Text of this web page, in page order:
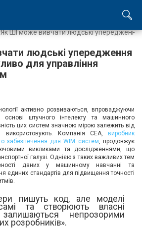
Як ШІ може вивчати людські
людські упередження
для управління
активно розвиваються, впроваджуючи
основі штучного інтелекту та машинного
цих систем значною мірою залежить від
використовують. Компанія СЕА, виробник
забезпечення для WIM систем, продовжує
викликами та дослідженнями, що
галузі. Однією з таких важливих тем
даних у машинному навчанні та
єдиних стандартів для підвищення точності
пишуть код, але моделі
та створюють власні
непрозорими
розробників».